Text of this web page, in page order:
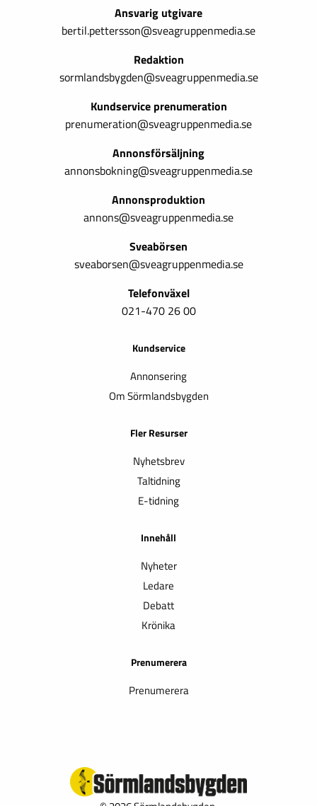
Ansvarig utgivare
bertil.pettersson@sveagruppenmedia.se
Redaktion
sormlandsbygden@sveagruppenmedia.se
Kundservice prenumeration
prenumeration@sveagruppenmedia.se
Annonsförsäljning
annonsbokning@sveagruppenmedia.se
Annonsproduktion
annons@sveagruppenmedia.se
Sveabörsen
sveaborsen@sveagruppenmedia.se
Telefonväxel
021-470 26 00
Kundservice
Annonsering
Om Sörmlandsbygden
Fler Resurser
Nyhetsbrev
Taltidning
E-tidning
Innehåll
Nyheter
Ledare
Debatt
Krönika
Prenumerera
Prenumerera